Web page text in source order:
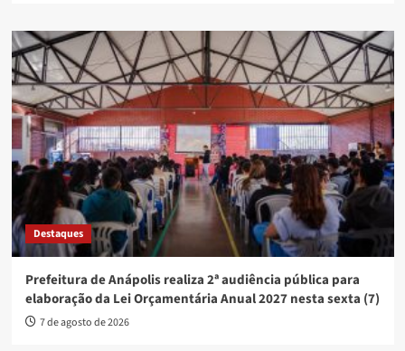
Destaques
Prefeitura de Anápolis realiza 2ª audiência pública para
elaboração da Lei Orçamentária Anual 2027 nesta sexta (7)
7 de agosto de 2026